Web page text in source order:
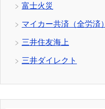
富士火災
マイカー共済（全労済）
三井住友海上
三井ダイレクト